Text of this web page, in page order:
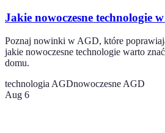
Jakie nowoczesne technologie
Poznaj nowinki w AGD, które
jakie nowoczesne technologie warto
domu.
technologia AGDnowoczesne AGD
Aug 6